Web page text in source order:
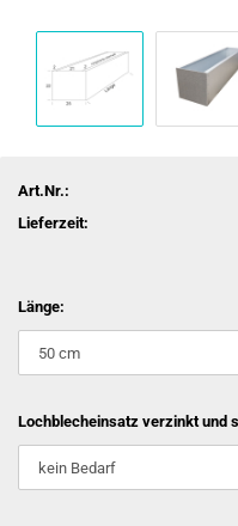
Art.Nr.:
Lieferzeit:
Länge:
Lochblecheinsatz verzinkt und